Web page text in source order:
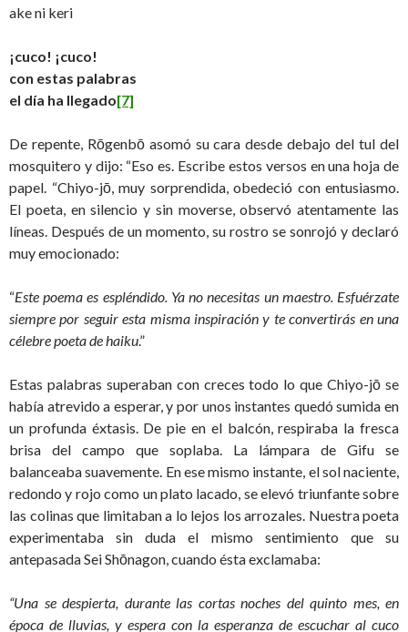
ake ni keri
¡cuco! ¡cuco!
con estas palabras
el día ha llegado[7]
De repente, Rōgenbō asomó su cara desde debajo del tul del
mosquitero y dijo: “Eso es. Escribe estos versos en una hoja de
papel. “Chiyo-jō, muy sorprendida, obedeció con entusiasmo.
El poeta, en silencio y sin moverse, observó atentamente las
líneas. Después de un momento, su rostro se sonrojó y declaró
muy emocionado:
“Este poema es espléndido. Ya no necesitas un maestro. Esfuérzate
siempre por seguir esta misma inspiración y te convertirás en una
célebre poeta de haiku.”
Estas palabras superaban con creces todo lo que Chiyo-jō se
había atrevido a esperar, y por unos instantes quedó sumida en
un profunda éxtasis. De pie en el balcón, respiraba la fresca
brisa del campo que soplaba. La lámpara de Gifu se
balanceaba suavemente. En ese mismo instante, el sol naciente,
redondo y rojo como un plato lacado, se elevó triunfante sobre
las colinas que limitaban a lo lejos los arrozales. Nuestra poeta
experimentaba sin duda el mismo sentimiento que su
antepasada Sei Shōnagon, cuando ésta exclamaba:
“Una se despierta, durante las cortas noches del quinto mes, en
época de lluvias, y espera con la esperanza de escuchar al cuco